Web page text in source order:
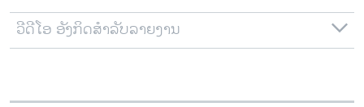
ລາຍງານ
ວີດີໂອ ອັງກິດສຳລັບລາຍງານ